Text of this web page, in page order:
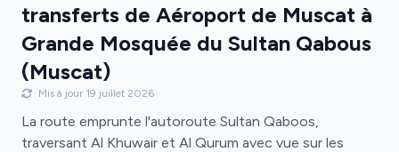
transferts de Aéroport de Muscat à
Grande Mosquée du Sultan Qabous
(Muscat)
Mis à jour 19 juillet 2026
La route emprunte l'autoroute Sultan Qaboos,
traversant Al Khuwair et Al Qurum avec vue sur les